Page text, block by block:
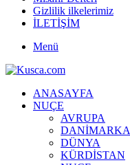
Gizlilik ilkelerimiz
İLETİŞİM
Menü
ANASAYFA
NUÇE
AVRUPA
DANİMARKA
DÜNYA
KÜRDİSTAN